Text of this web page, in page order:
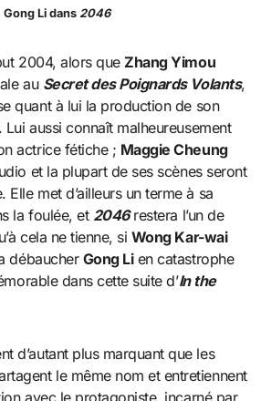
Gong Li dans 2046
2004, alors queZhang Yimou
au Secret des Poignards Volants,
quant à lui la production de son
Lui aussi connaît malheureusement
actrice fétiche ; Maggie Cheung
et la plupart de ses scènes seront
met d’ailleurs un terme à sa
la foulée, et 2046restera l’un de
cela ne tienne, si Wong Kar-wai
débaucher Gong Lien catastrophe
dans cette suite d’In the
d’autant plus marquant que les
le même nom et entretiennent